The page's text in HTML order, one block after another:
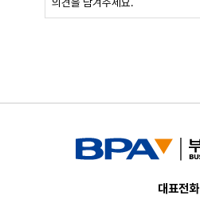
대표전화